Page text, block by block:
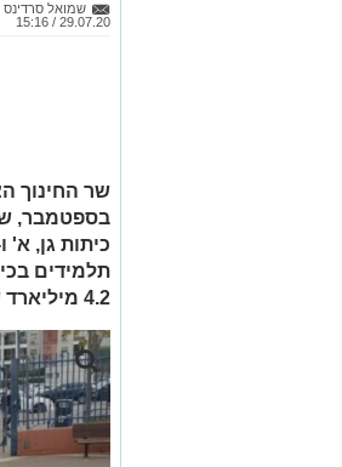
שמואל סרדינס
29.07.20 / 15:16
בספטמבר,
תלמידים
4.2 מיליארד ש"ח